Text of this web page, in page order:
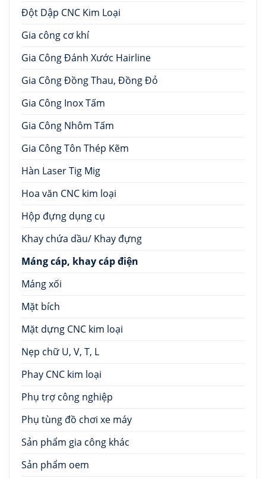
Đột Dập CNC Kim Loại
Gia công cơ khí
Gia Công Đánh Xước Hairline
Gia Công Đồng Thau, Đồng Đỏ
Gia Công Inox Tấm
Gia Công Nhôm Tấm
Gia Công Tôn Thép Kẽm
Hàn Laser Tig Mig
Hoa văn CNC kim loại
Hộp đựng dụng cụ
Khay chứa dầu/ Khay đựng
Máng cáp, khay cáp điện
Máng xối
Mặt bích
Mặt dựng CNC kim loại
Nẹp chữ U, V, T, L
Phay CNC kim loại
Phụ trợ công nghiệp
Phụ tùng đồ chơi xe máy
Sản phẩm gia công khác
Sản phẩm oem